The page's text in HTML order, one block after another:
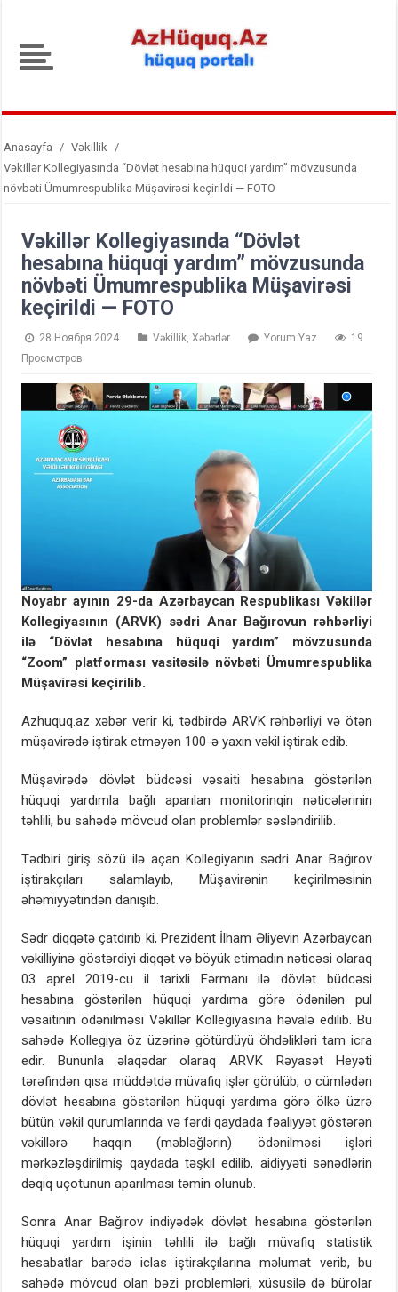
Anasayfa / Vəkillik
/
Vəkillər Kollegiyasında “Dövlət hesabına hüquqi yardım” mövzusunda
növbəti Ümumrespublika Müşavirəsi keçirildi — FOTO
Vəkillər Kollegiyasında “Dövlət
hesabına hüquqi yardım” mövzusunda
növbəti Ümumrespublika Müşavirəsi
keçirildi — FOTO
28 Ноября 2024 Vəkillik ,Xəbərlər Yorum Yaz
19
Просмотров
Noyabr ayının 29-da Azərbaycan Respublikası Vəkillər
Kollegiyasının (ARVK) sədri Anar Bağırovun rəhbərliyi
ilə “Dövlət hesabına hüquqi yardım” mövzusunda
“Zoom” platforması vasitəsilə növbəti Ümumrespublika
Müşavirəsi keçirilib.
Azhuquq.az xəbər verir ki, tədbirdə ARVK rəhbərliyi və ötən
müşavirədə iştirak etməyən 100-ə yaxın vəkil iştirak edib.
Müşavirədə dövlət büdcəsi vəsaiti hesabına göstərilən
hüquqi yardımla bağlı aparılan monitorinqin nəticələrinin
təhlili, bu sahədə mövcud olan problemlər səsləndirilib.
Tədbiri giriş sözü ilə açan Kollegiyanın sədri Anar Bağırov
iştirakçıları salamlayıb, Müşavirənin keçirilməsinin
əhəmiyyətindən danışıb.
Sədr diqqətə çatdırıb ki, Prezident İlham Əliyevin Azərbaycan
vəkilliyinə göstərdiyi diqqət və böyük etimadın nəticəsi olaraq
03 aprel 2019-cu il tarixli Fərmanı ilə dövlət büdcəsi
hesabına göstərilən hüquqi yardıma görə ödənilən pul
vəsaitinin ödənilməsi Vəkillər Kollegiyasına həvalə edilib. Bu
sahədə Kollegiya öz üzərinə götürdüyü öhdəlikləri tam icra
edir. Bununla əlaqədar olaraq ARVK Rəyasət Heyəti
tərəfindən qısa müddətdə müvafiq işlər görülüb, o cümlədən
dövlət hesabına göstərilən hüquqi yardıma görə ölkə üzrə
bütün vəkil qurumlarında və fərdi qaydada fəaliyyət göstərən
vəkillərə haqqın (məbləğlərin) ödənilməsi işləri
mərkəzləşdirilmiş qaydada təşkil edilib, aidiyyəti sənədlərin
dəqiq uçotunun aparılması təmin olunub.
Sonra Anar Bağırov indiyədək dövlət hesabına göstərilən
hüquqi yardım işinin təhlili ilə bağlı müvafiq statistik
hesabatlar barədə iclas iştirakçılarına məlumat verib, bu
sahədə mövcud olan bəzi problemləri, xüsusilə də bürolar